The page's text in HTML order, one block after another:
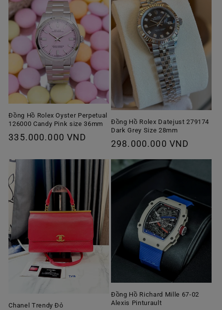
Đồng Hồ Rolex Oyster Perpetual
126000 Candy Pink size 36mm
Giá
thường
335.000.000 VND
Đồng Hồ Rolex Datejust 279174
Dark Grey Size 28mm
Giá
thường
298.000.000 VND
Chanel Trendy Đỏ
Đồng Hồ Richard Mille 67-02
Alexis Pinturault